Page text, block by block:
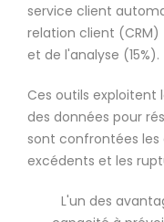
service client
relation client (CRM)
et de l'analyse (15%).
Ces outils exploitent
des données pour
sont confrontées les
excédents et les
L'un des